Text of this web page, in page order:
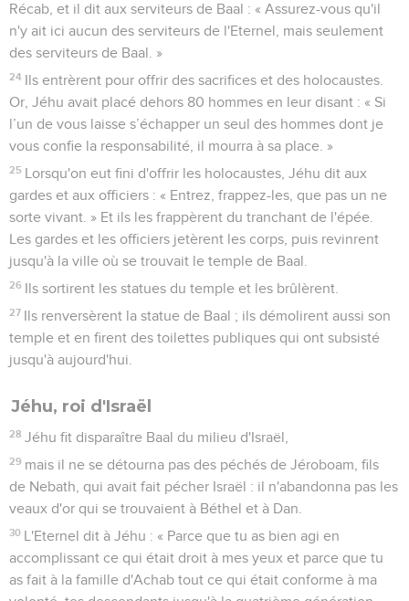
Récab, et il dit aux serviteurs de Baal : « Assurez-vous qu'il
n'y ait ici aucun des serviteurs de l'Eternel, mais seulement
des serviteurs de Baal. »
24 Ils entrèrent pour offrir des sacrifices et des holocaustes.
Or, Jéhu avait placé dehors 80 hommes en leur disant : « Si
l’un de vous laisse s’échapper un seul des hommes dont je
vous confie la responsabilité, il mourra à sa place. »
25 Lorsqu'on eut fini d'offrir les holocaustes, Jéhu dit aux
gardes et aux officiers : « Entrez, frappez-les, que pas un ne
sorte vivant. » Et ils les frappèrent du tranchant de l'épée.
Les gardes et les officiers jetèrent les corps, puis revinrent
jusqu'à la ville où se trouvait le temple de Baal.
26 Ils sortirent les statues du temple et les brûlèrent.
27 Ils renversèrent la statue de Baal ; ils démolirent aussi son
temple et en firent des toilettes publiques qui ont subsisté
jusqu'à aujourd'hui.
Jéhu, roi d'Israël
28 Jéhu fit disparaître Baal du milieu d'Israël,
29 mais il ne se détourna pas des péchés de Jéroboam, fils
de Nebath, qui avait fait pécher Israël : il n'abandonna pas les
veaux d'or qui se trouvaient à Béthel et à Dan.
30 L'Eternel dit à Jéhu : « Parce que tu as bien agi en
accomplissant ce qui était droit à mes yeux et parce que tu
as fait à la famille d'Achab tout ce qui était conforme à ma